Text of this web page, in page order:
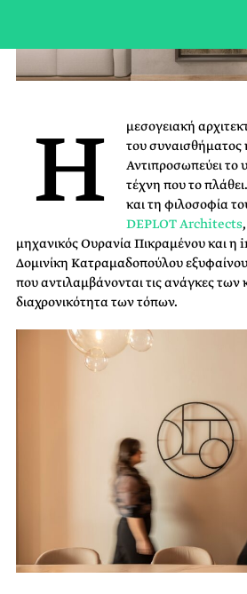
Η
μεσογειακή
του συναισθήματος
Αντιπροσωπεύει το
τέχνη που το
και τη φιλοσοφία
DEPLOT Architects
μηχανικός Ουρανία Πικραμένου και
Δομινίκη Κατραμαδοπούλου
που αντιλαμβάνονται τις ανάγκες των
διαχρονικότητα των τόπων.